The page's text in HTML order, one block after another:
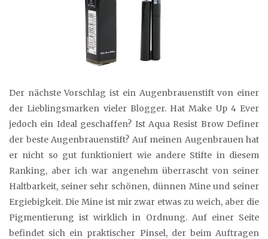
Der nächste Vorschlag ist ein Augenbrauenstift von einer
der Lieblingsmarken vieler Blogger. Hat Make Up 4 Ever
jedoch ein Ideal geschaffen? Ist Aqua Resist Brow Definer
der beste Augenbrauenstift? Auf meinen Augenbrauen hat
er nicht so gut funktioniert wie andere Stifte in diesem
Ranking, aber ich war angenehm überrascht von seiner
Haltbarkeit, seiner sehr schönen, dünnen Mine und seiner
Ergiebigkeit. Die Mine ist mir zwar etwas zu weich, aber die
Pigmentierung ist wirklich in Ordnung. Auf einer Seite
befindet sich ein praktischer Pinsel, der beim Auftragen